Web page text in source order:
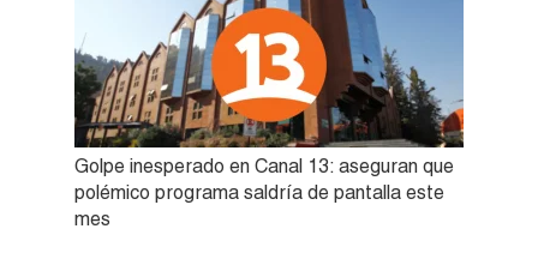
Golpe inesperado en Canal 13: aseguran que
polémico programa saldría de pantalla este
mes